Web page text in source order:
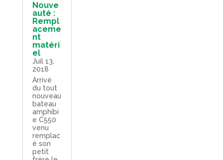
Nouve
auté :
Rempl
aceme
nt
matéri
el
Juil 13,
2018
Arrivé
du tout
nouveau
bateau
amphibi
e C550
venu
remplac
é son
petit